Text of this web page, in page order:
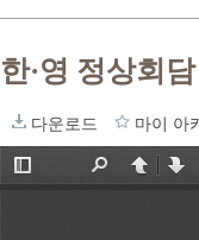
한·영 정상회
다운로드 마이 아